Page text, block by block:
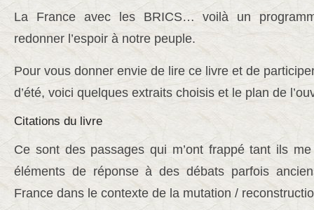
La France avec les BRICS… voilà un
redonner l’espoir à notre peuple.
Pour vous donner envie de lire ce livre et de
d’été, voici quelques extraits choisis et le plan de
Citations du livre
Ce sont des passages qui m’ont frappé tant ils
éléments de réponse à des débats parfois
France dans le contexte de la mutation /